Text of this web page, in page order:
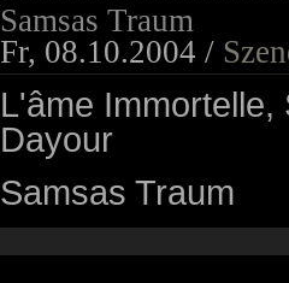
Samsas Traum
Fr, 08.10.2004 /
L'âme Immortelle,
Dayour
Samsas Traum